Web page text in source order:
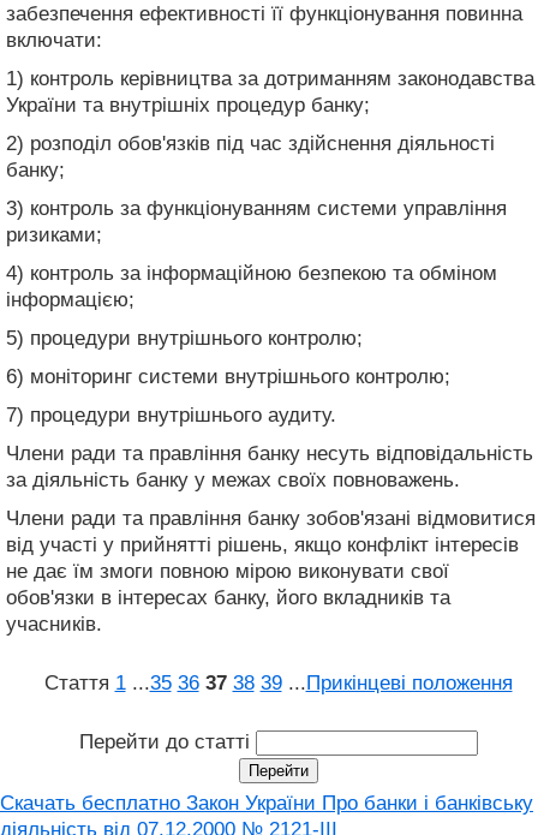
забезпечення ефективності її функціонування повинна
включати:
1) контроль керівництва за дотриманням законодавства
України та внутрішніх процедур банку;
2) розподіл обов'язків під час здійснення діяльності
банку;
3) контроль за функціонуванням системи управління
ризиками;
4) контроль за інформаційною безпекою та обміном
інформацією;
5) процедури внутрішнього контролю;
6) моніторинг системи внутрішнього контролю;
7) процедури внутрішнього аудиту.
Члени ради та правління банку несуть відповідальність
за діяльність банку у межах своїх повноважень.
Члени ради та правління банку зобов'язані відмовитися
від участі у прийнятті рішень, якщо конфлікт інтересів
не дає їм змоги повною мірою виконувати свої
обов'язки в інтересах банку, його вкладників та
учасників.
Стаття 1 ...35 36 37 38 39 ...Прикінцеві положення
Перейти до статті
Скачать бесплатно Закон України Про банки і банківську
діяльність вiд 07.12.2000 № 2121-III